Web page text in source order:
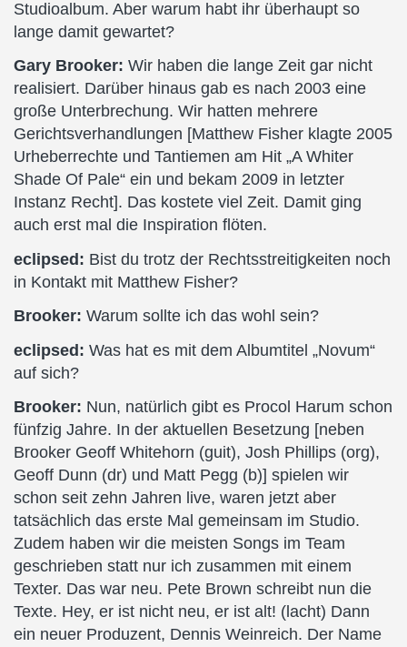
Studioalbum. Aber warum habt ihr überhaupt so
lange damit gewartet?
Gary Brooker: Wir haben die lange Zeit gar nicht
realisiert. Darüber hinaus gab es nach 2003 eine
große Unterbrechung. Wir hatten mehrere
Gerichtsverhandlungen [Matthew Fisher klagte 2005
Urheberrechte und Tantiemen am Hit „A Whiter
Shade Of Pale“ ein und bekam 2009 in letzter
Instanz Recht]. Das kostete viel Zeit. Damit ging
auch erst mal die Inspiration flöten.
eclipsed: Bist du trotz der Rechtsstreitigkeiten noch
in Kontakt mit Matthew Fisher?
Brooker: Warum sollte ich das wohl sein?
eclipsed: Was hat es mit dem Albumtitel „Novum“
auf sich?
Brooker: Nun, natürlich gibt es Procol Harum schon
fünfzig Jahre. In der aktuellen Besetzung [neben
Brooker Geoff Whitehorn (guit), Josh Phillips (org),
Geoff Dunn (dr) und Matt Pegg (b)] spielen wir
schon seit zehn Jahren live, waren jetzt aber
tatsächlich das erste Mal gemeinsam im Studio.
Zudem haben wir die meisten Songs im Team
geschrieben statt nur ich zusammen mit einem
Texter. Das war neu. Pete Brown schreibt nun die
Texte. Hey, er ist nicht neu, er ist alt! (lacht) Dann
ein neuer Produzent, Dennis Weinreich. Der Name